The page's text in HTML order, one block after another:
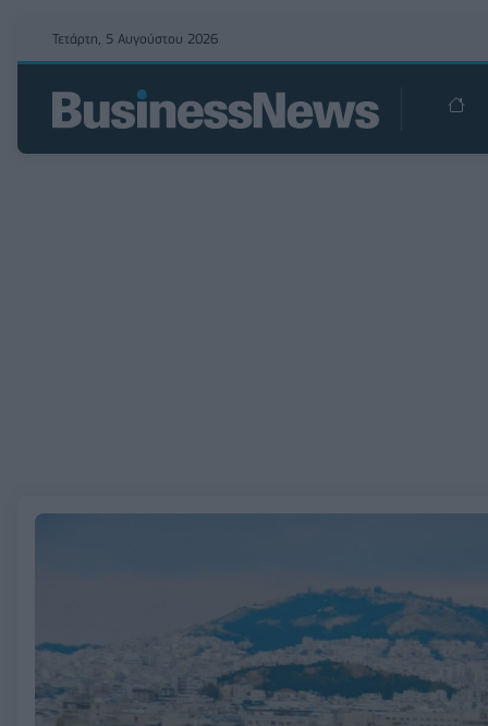
Τετάρτη, 5 Αυγούστου 2026